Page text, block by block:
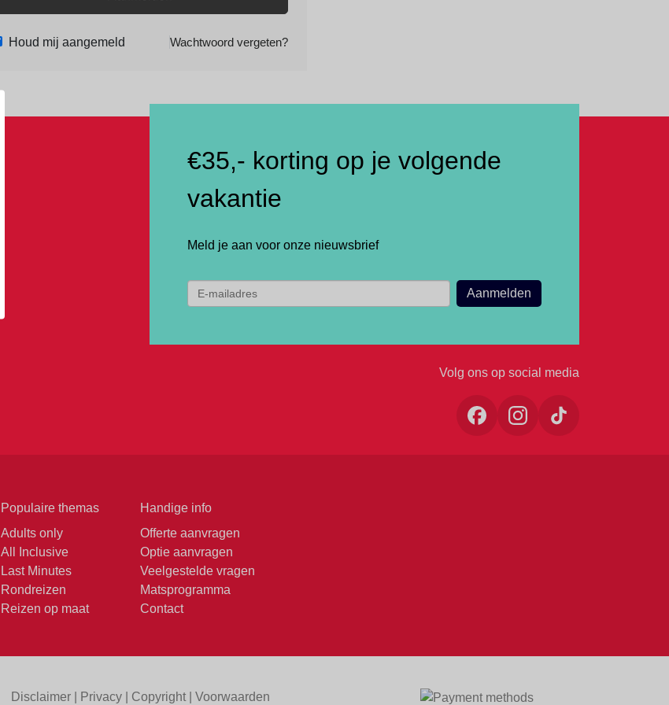
Houd mij aangemeld Wachtwoord vergeten?
€35,- korting op je volgende
vakantie
Meld je aan voor onze nieuwsbrief
Volg ons op social media
Populaire themas
Adults only
All Inclusive
Last Minutes
Rondreizen
Reizen op maat
Handige info
Offerte aanvragen
Optie aanvragen
Veelgestelde vragen
Matsprogramma
Contact
Disclaimer| Privacy| Copyright| Voorwaarden